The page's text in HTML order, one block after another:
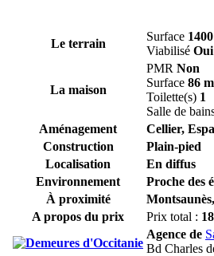
Le terrain
Surface
Viabilisé Oui
La maison
PMR Non
Surface 86
Toilette(s) 1
Salle de
Aménagement
Cellier,
Construction
Plain-pied
Localisation
En diffus
Environnement
Proche des
À proximité
Montsaunès,
A propos du prix
Prix total :
Agence de
Bd Charles